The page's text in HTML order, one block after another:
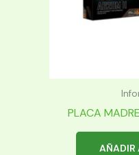
PLACA
AÑADIR